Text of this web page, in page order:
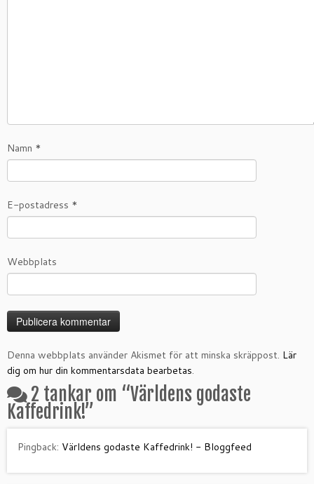
Namn *
E-postadress *
Webbplats
Denna webbplats använder Akismet för att minska skräppost. Lär
dig om hur din kommentarsdata bearbetas.
2 tankar om “Världens godaste
Kaffedrink!”
Pingback: Världens godaste Kaffedrink! - Bloggfeed